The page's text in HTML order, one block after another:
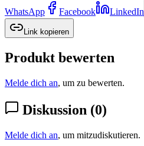
WhatsApp Facebook LinkedIn
Link kopieren
Produkt bewerten
Melde dich an, um zu bewerten.
Diskussion (0)
Melde dich an, um mitzudiskutieren.